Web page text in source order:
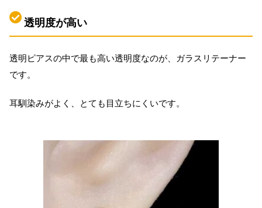
透明度が高い
透明ピアスの中で最も高い透明度なのが、ガラスリテーナー
です。
耳馴染みがよく、とても目立ちにくいです。